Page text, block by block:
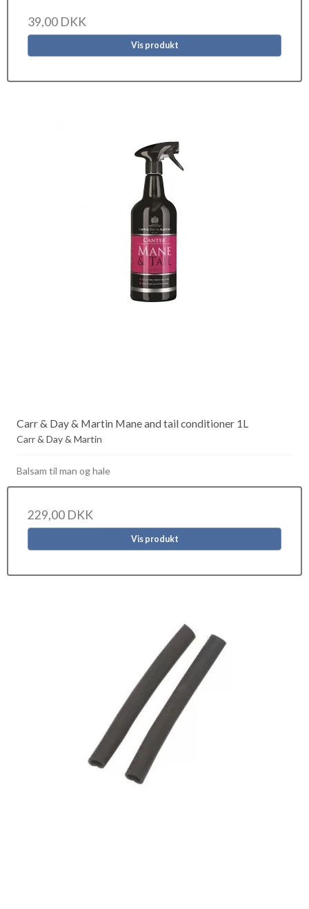
39,00 DKK
Vis produkt
Carr & Day & Martin Mane and tail conditioner 1L
Carr & Day & Martin
Balsam til man og hale
229,00 DKK
Vis produkt